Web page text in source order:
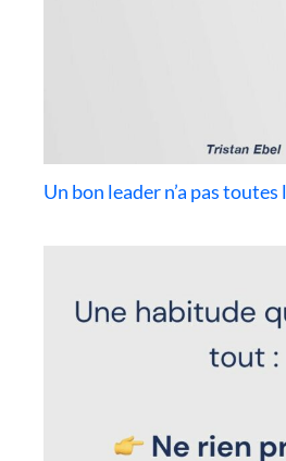
Un bon leader n’a pas toutes